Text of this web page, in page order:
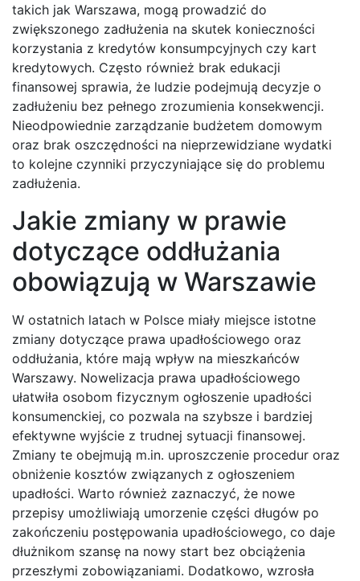
takich jak Warszawa, mogą prowadzić do
zwiększonego zadłużenia na skutek konieczności
korzystania z kredytów konsumpcyjnych czy kart
kredytowych. Często również brak edukacji
finansowej sprawia, że ludzie podejmują decyzje o
zadłużeniu bez pełnego zrozumienia konsekwencji.
Nieodpowiednie zarządzanie budżetem domowym
oraz brak oszczędności na nieprzewidziane wydatki
to kolejne czynniki przyczyniające się do problemu
zadłużenia.
Jakie zmiany w prawie
dotyczące oddłużania
obowiązują w Warszawie
W ostatnich latach w Polsce miały miejsce istotne
zmiany dotyczące prawa upadłościowego oraz
oddłużania, które mają wpływ na mieszkańców
Warszawy. Nowelizacja prawa upadłościowego
ułatwiła osobom fizycznym ogłoszenie upadłości
konsumenckiej, co pozwala na szybsze i bardziej
efektywne wyjście z trudnej sytuacji finansowej.
Zmiany te obejmują m.in. uproszczenie procedur oraz
obniżenie kosztów związanych z ogłoszeniem
upadłości. Warto również zaznaczyć, że nowe
przepisy umożliwiają umorzenie części długów po
zakończeniu postępowania upadłościowego, co daje
dłużnikom szansę na nowy start bez obciążenia
przeszłymi zobowiązaniami. Dodatkowo, wzrosła